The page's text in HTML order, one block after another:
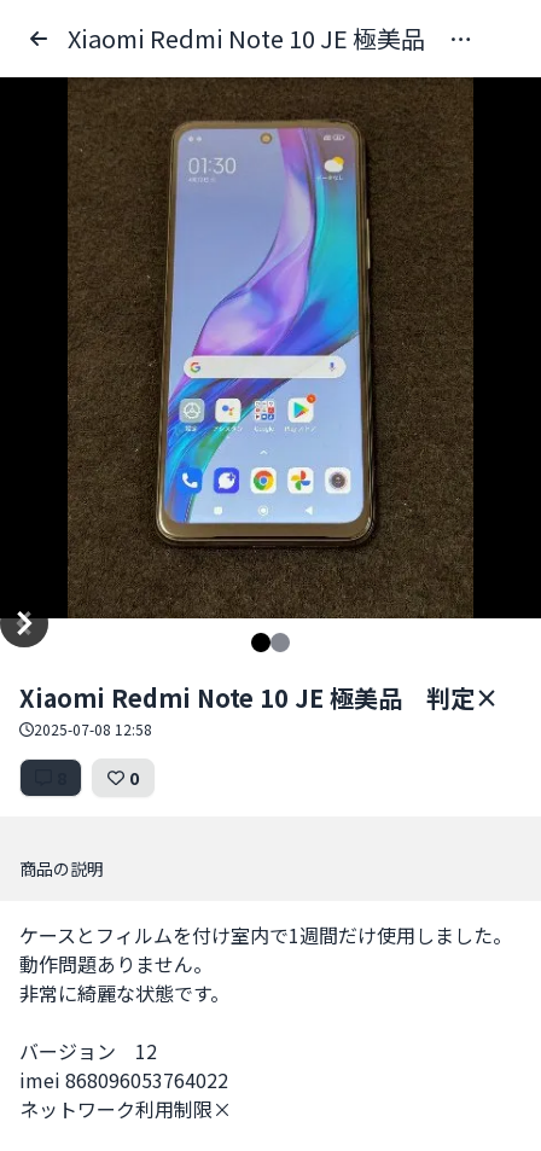
Xiaomi Redmi Note 10 JE 極美品 判定×
Xiaomi Redmi Note 10 JE 極美品 判定×
2025-07-08 12:58
0
商品の説明
ケースとフィルムを付け室内で1週間だけ使用しました。
動作問題ありません。
非常に綺麗な状態です。
バージョン　12
imei 868096053764022
ネットワーク利用制限×